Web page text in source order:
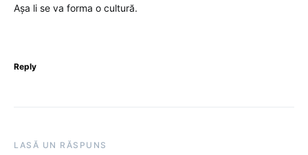
Așa li se va forma o cultură.
Reply
LASĂ UN RĂSPUNS